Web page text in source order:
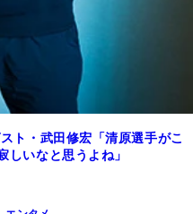
ト・武田修宏「清原選手がこ
しいなと思うよね」